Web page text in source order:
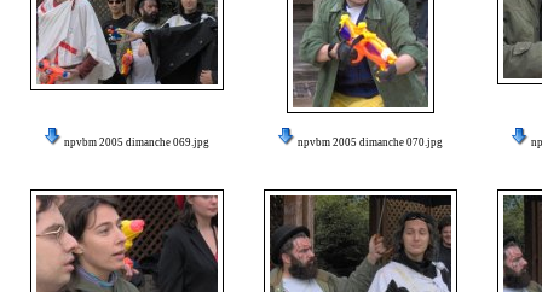
npvbm 2005 dimanche 069.jpg npvbm 2005 dimanche 070.jpg